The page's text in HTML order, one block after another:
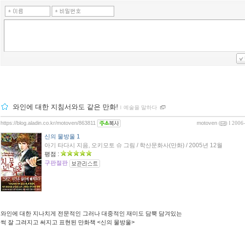
와인에 대한 지침서와도 같은 만화! ｌ 예술을 말하다
motoven ( ) l
https://blog.aladin.co.kr/motoven/863811
신의 물방울 1
아기 타다시 지음, 오키모토 슈 그림 / 학산문화사(만화) / 2005년 12월
평점 :
구판절판
와인에 대한 지나치게 전문적인 그러나 대중적인 재미도 담뿍 담겨있는
썩 잘 그려지고 써지고 표현된 만화책 <신의 물방울>